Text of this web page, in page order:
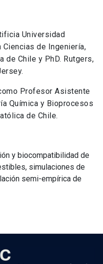
Universidad
de Ingeniería,
de Chile y PhD. Rutgers,
Profesor Asistente
Química y Bioprocesos
de Chile.
y biocompatibilidad de
simulaciones de
semi-empírica de